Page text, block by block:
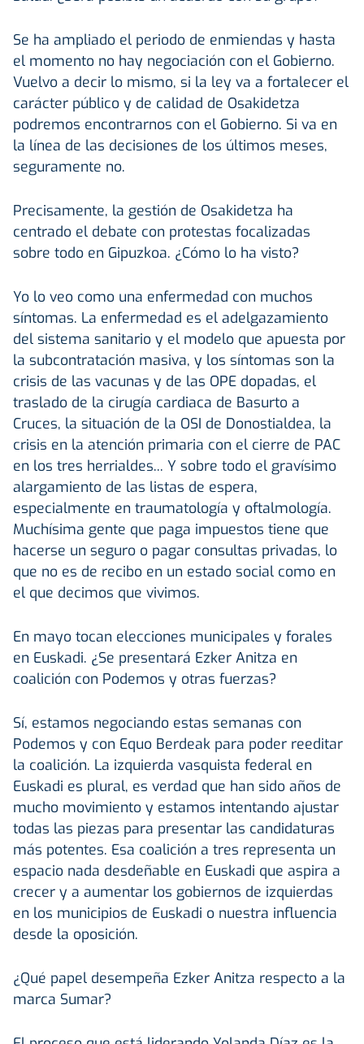
Se ha ampliado el periodo de enmiendas y hasta
el momento no hay negociación con el Gobierno.
Vuelvo a decir lo mismo, si la ley va a fortalecer el
carácter público y de calidad de Osakidetza
podremos encontrarnos con el Gobierno. Si va en
la línea de las decisiones de los últimos meses,
seguramente no.
Precisamente, la gestión de Osakidetza ha
centrado el debate con protestas focalizadas
sobre todo en Gipuzkoa. ¿Cómo lo ha visto?
Yo lo veo como una enfermedad con muchos
síntomas. La enfermedad es el adelgazamiento
del sistema sanitario y el modelo que apuesta por
la subcontratación masiva, y los síntomas son la
crisis de las vacunas y de las OPE dopadas, el
traslado de la cirugía cardiaca de Basurto a
Cruces, la situación de la OSI de Donostialdea, la
crisis en la atención primaria con el cierre de PAC
en los tres herrialdes... Y sobre todo el gravísimo
alargamiento de las listas de espera,
especialmente en traumatología y oftalmología.
Muchísima gente que paga impuestos tiene que
hacerse un seguro o pagar consultas privadas, lo
que no es de recibo en un estado social como en
el que decimos que vivimos.
En mayo tocan elecciones municipales y forales
en Euskadi. ¿Se presentará Ezker Anitza en
coalición con Podemos y otras fuerzas?
Sí, estamos negociando estas semanas con
Podemos y con Equo Berdeak para poder reeditar
la coalición. La izquierda vasquista federal en
Euskadi es plural, es verdad que han sido años de
mucho movimiento y estamos intentando ajustar
todas las piezas para presentar las candidaturas
más potentes. Esa coalición a tres representa un
espacio nada desdeñable en Euskadi que aspira a
crecer y a aumentar los gobiernos de izquierdas
en los municipios de Euskadi o nuestra influencia
desde la oposición.
¿Qué papel desempeña Ezker Anitza respecto a la
marca Sumar?